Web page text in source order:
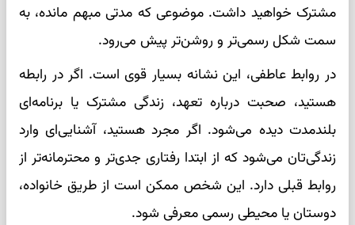
مشترک خواهید داشت. موضوعی که مدتی مبهم مانده، به
سمت شکل رسمی‌تر و روشن‌تر پیش می‌رود.
در روابط عاطفی، این نشانه بسیار قوی است. اگر در رابطه
هستید، صحبت درباره تعهد، زندگی مشترک یا برنامه‌ای
بلندمدت دیده می‌شود. اگر مجرد هستید، آشنایی‌ای وارد
زندگی‌تان می‌شود که از ابتدا رفتاری جدی‌تر و محترمانه‌تر از
روابط قبلی دارد. این شخص ممکن است از طریق خانواده،
دوستان یا محیطی رسمی معرفی شود.